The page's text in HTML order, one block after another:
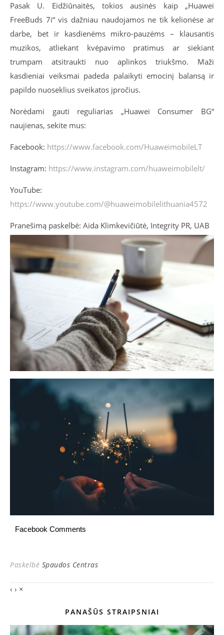
Pasak U. Eidžiūnaitės, tokios ausinės kaip „Huawei
FreeBuds 7i“ vis dažniau naudojamos ne tik kelionėse ar
darbe, bet ir kasdienėms mikro-pauzėms – klausantis
muzikos, atliekant kvėpavimo pratimus ar siekiant
trumpam atsitraukti nuo aplinkos triukšmo. Maži
kasdieniai veiksmai padeda palaikyti emocinį balansą ir
papildo nuoseklius sveikatos įpročius.
Norėdami gauti reguliarias „Huawei Consumer BG“
naujienas, sekite mus:
Facebook: https://www.facebook.com/HuaweimobileLT
Instagram: https://www.instagram.com/huaweimobilelt/
YouTube:
https://www.youtube.com/@huaweimobilelithuania4572
Pranešimą paskelbė: Aida Klimkevičiūtė, Integrity PR, UAB
Facebook Comments
Paskelbė Spaudos Centras
‹ › ×
PANAŠŪS STRAIPSNIAI